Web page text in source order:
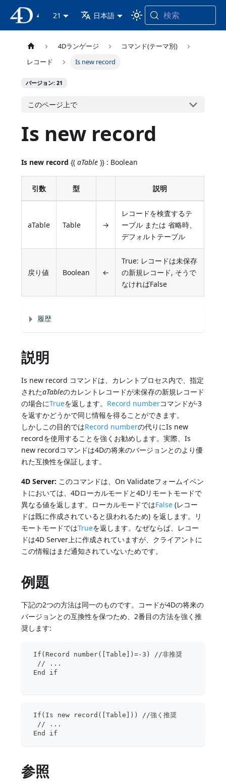
21 日本語 検索
4Dランゲージ
コマンド(テーマ別)
レコード
Is new record
バージョン: 21
このページ上で
Is new record
Is new record {(aTable )} : Boolean
引数 型 説明
aTable Table →
レコードを検査するテ
ーブル または 省略時、
デフォルトテーブル
戻り値 Boolean ←
True: レコードは未保存
の新規レコード, そうで
なければFalse
履歴
説明
Is new record コマンドは、カレントプロセス内で、指定
されたaTableのカレントレコードが未保存の新規レコード
の場合にTrueを返します。 Record numberコマンドが-3
を返すかどうかで同じ情報を得ることができます。
しかしこの目的ではRecord numberの代りにIs new
recordを使用することを強くお勧めします。実際、Is
new recordコマンドは4Dの将来のバージョンとのより優
れた互換性を保証します。
4D Server: このコマンドは、On Validateフォームイベン
トにおいては、4Dローカルモードと4Dリモートモードで
異なる値を返します。ローカルモードではFalse (レコー
ドは既に作成されていると扱われるため) を返します。リ
モートモードではTrueを返します。なぜならば、レコー
ドは4D Server上に作成されていますが、クライアントに
この情報はまだ通知されていないためです。
例題
下記の2つの方法は同一のものです。コードが4Dの将来の
バージョンとの互換性を保つため、2番目の方法を強く推
奨します:
If(Record number([Table])=-3) //非推奨
// ...
End if
If(Is new record([Table])) //強く推奨
// ...
End if
参照